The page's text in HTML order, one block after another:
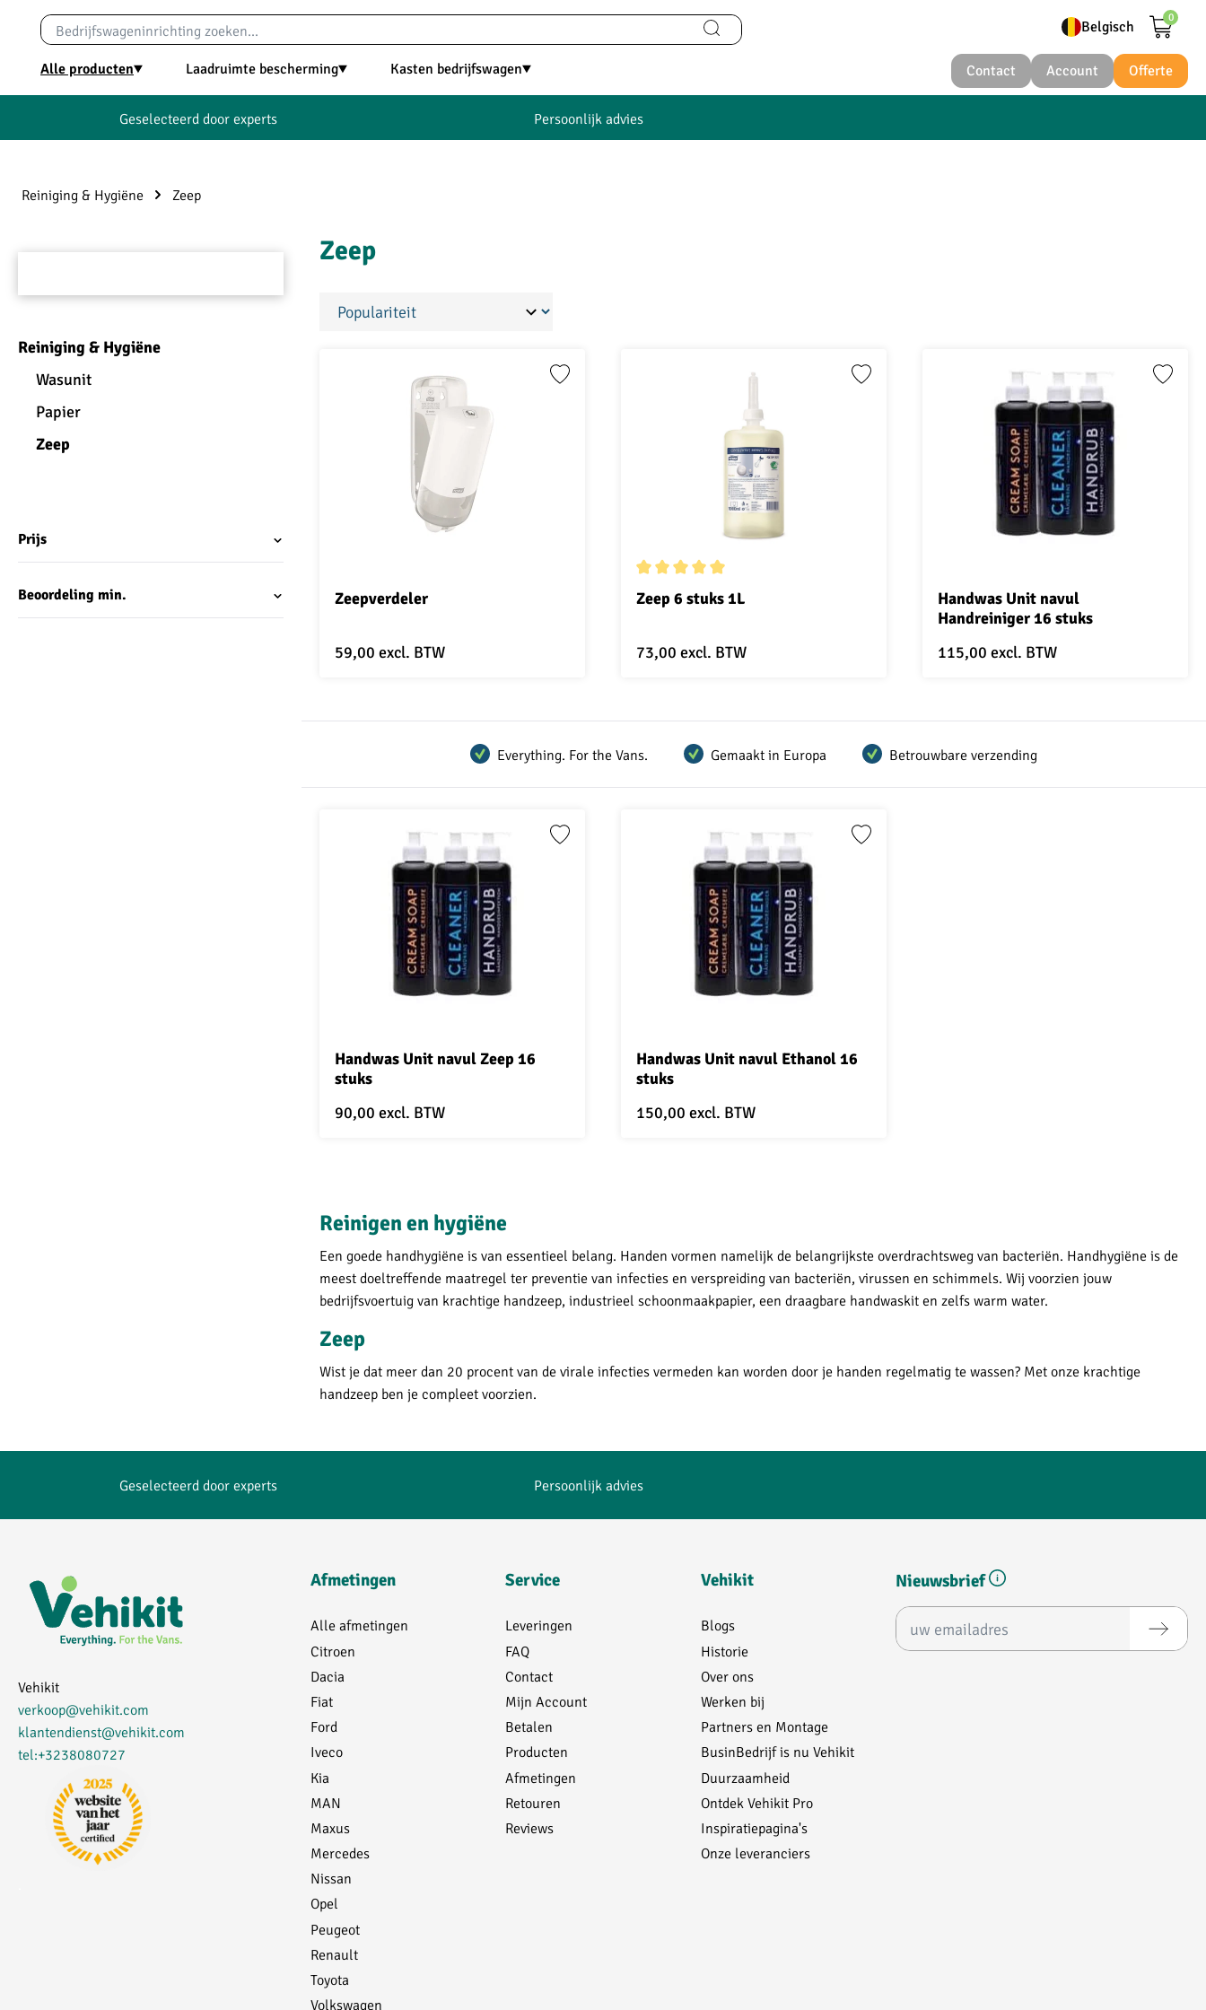
Ga naar de hoofdnavigatie
Geselecteerd door experts Persoonlijk advies
Alle producten Laadruimte bescherming Kasten bedrijfswagen
Belgisch
Nederlands
0
Contact Account Offerte
Reiniging & Hygiëne Zeep
Reiniging & Hygiëne
Wasunit
Papier
Zeep
Prijs
Beoordeling min.
Zeep
Everything. For the Vans. Gemaakt in Europa Betrouwbare verzending
Zeepverdeler
59,00 excl. BTW
Gemiddelde waardering van 5 van 5 sterren
Zeep 6 stuks 1L
73,00 excl. BTW
Handwas Unit navul
Handreiniger 16 stuks
115,00 excl. BTW
Handwas Unit navul Zeep 16
stuks
90,00 excl. BTW
Handwas Unit navul Ethanol 16
stuks
150,00 excl. BTW
Reinigen en hygiëne
Een goede handhygiëne is van essentieel belang. Handen vormen namelijk de belangrijkste overdrachtsweg van bacteriën. Handhygiëne is de
meest doeltreffende maatregel ter preventie van infecties en verspreiding van bacteriën, virussen en schimmels. Wij voorzien jouw
bedrijfsvoertuig van krachtige handzeep, industrieel schoonmaakpapier, een draagbare handwaskit en zelfs warm water.
Zeep
Wist je dat meer dan 20 procent van de virale infecties vermeden kan worden door je handen regelmatig te wassen? Met onze krachtige
handzeep ben je compleet voorzien.
Geselecteerd door experts Persoonlijk advies
Vehikit
verkoop@vehikit.com
klantendienst@vehikit.com
tel:+3238080727
Afmetingen
Alle afmetingen
Citroen
Dacia
Fiat
Ford
Iveco
Kia
MAN
Maxus
Mercedes
Nissan
Opel
Peugeot
Renault
Toyota
Volkswagen
Service
Leveringen
FAQ
Contact
Mijn Account
Betalen
Producten
Afmetingen
Retouren
Reviews
Vehikit
Blogs
Historie
Over ons
Werken bij
Partners en Montage
BusinBedrijf is nu Vehikit
Duurzaamheid
Ontdek Vehikit Pro
Inspiratiepagina's
Onze leveranciers
Nieuwsbrief
E-mailadres*